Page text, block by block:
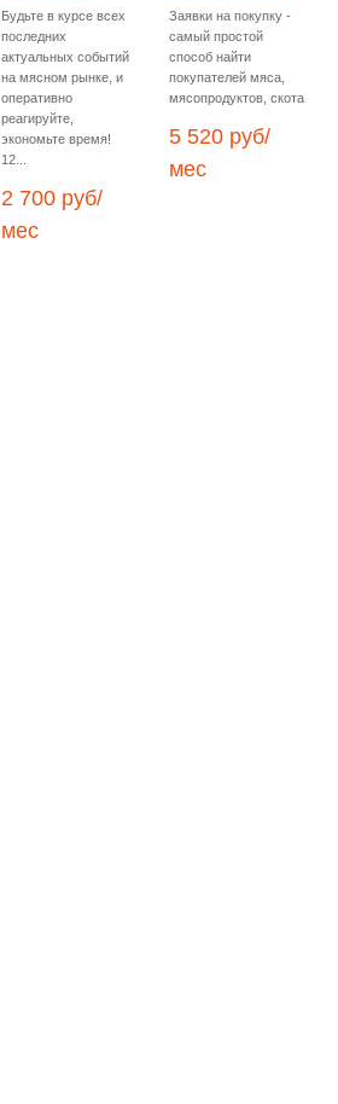
Будьте в курсе всех
последних
актуальных событий
на мясном рынке, и
оперативно
реагируйте,
экономьте время!
12...
2 700 руб/
мес
Заявки на покупку -
самый простой
способ найти
покупателей мяса,
мясопродуктов, скота
5 520 руб/
мес